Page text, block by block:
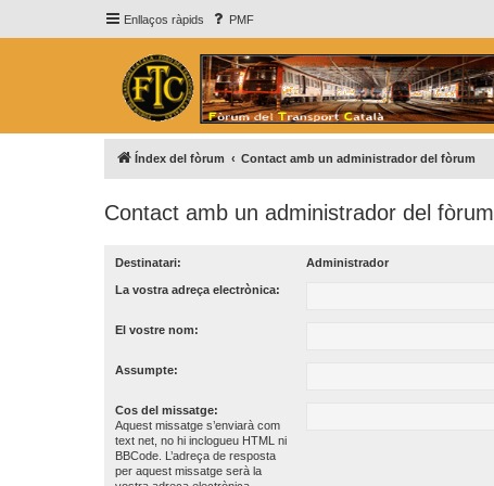
Enllaços ràpids PMF
Índex del fòrum Contact amb un administrador del fòrum
Contact amb un administrador del fòrum
Destinatari: Administrador
La vostra adreça electrònica:
El vostre nom:
Assumpte:
Cos del missatge:
Aquest missatge s’enviarà com
text net, no hi inclogueu HTML ni
BBCode. L’adreça de resposta
per aquest missatge serà la